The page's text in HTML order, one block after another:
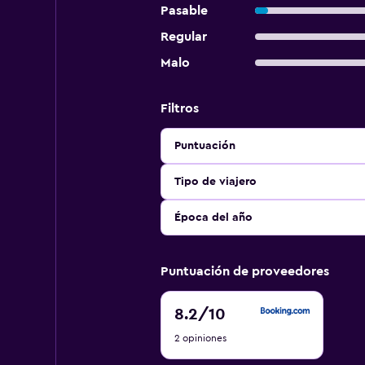
Pasable
Regular
Malo
Filtros
Puntuación
Tipo de viajero
Época del año
Puntuación de proveedores
8.2/10
8.2
10
2 opiniones